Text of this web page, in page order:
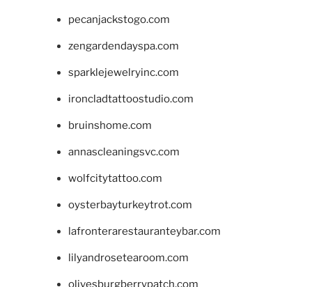
pecanjackstogo.com
zengardendayspa.com
sparklejewelryinc.com
ironcladtattoostudio.com
bruinshome.com
annascleaningsvc.com
wolfcitytattoo.com
oysterbayturkeytrot.com
lafronterarestauranteybar.com
lilyandrosetearoom.com
olivesburgberrypatch.com